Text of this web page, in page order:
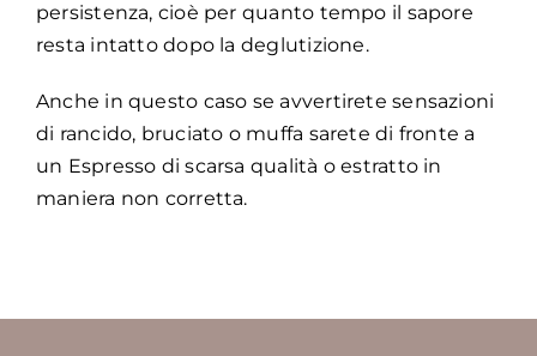
persistenza, cioè per quanto tempo il sapore
resta intatto dopo la deglutizione.
Anche in questo caso se avvertirete sensazioni
di rancido, bruciato o muffa sarete di fronte a
un Espresso di scarsa qualità o estratto in
maniera non corretta.